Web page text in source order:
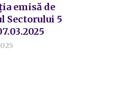
emisă de
Sectorului 5